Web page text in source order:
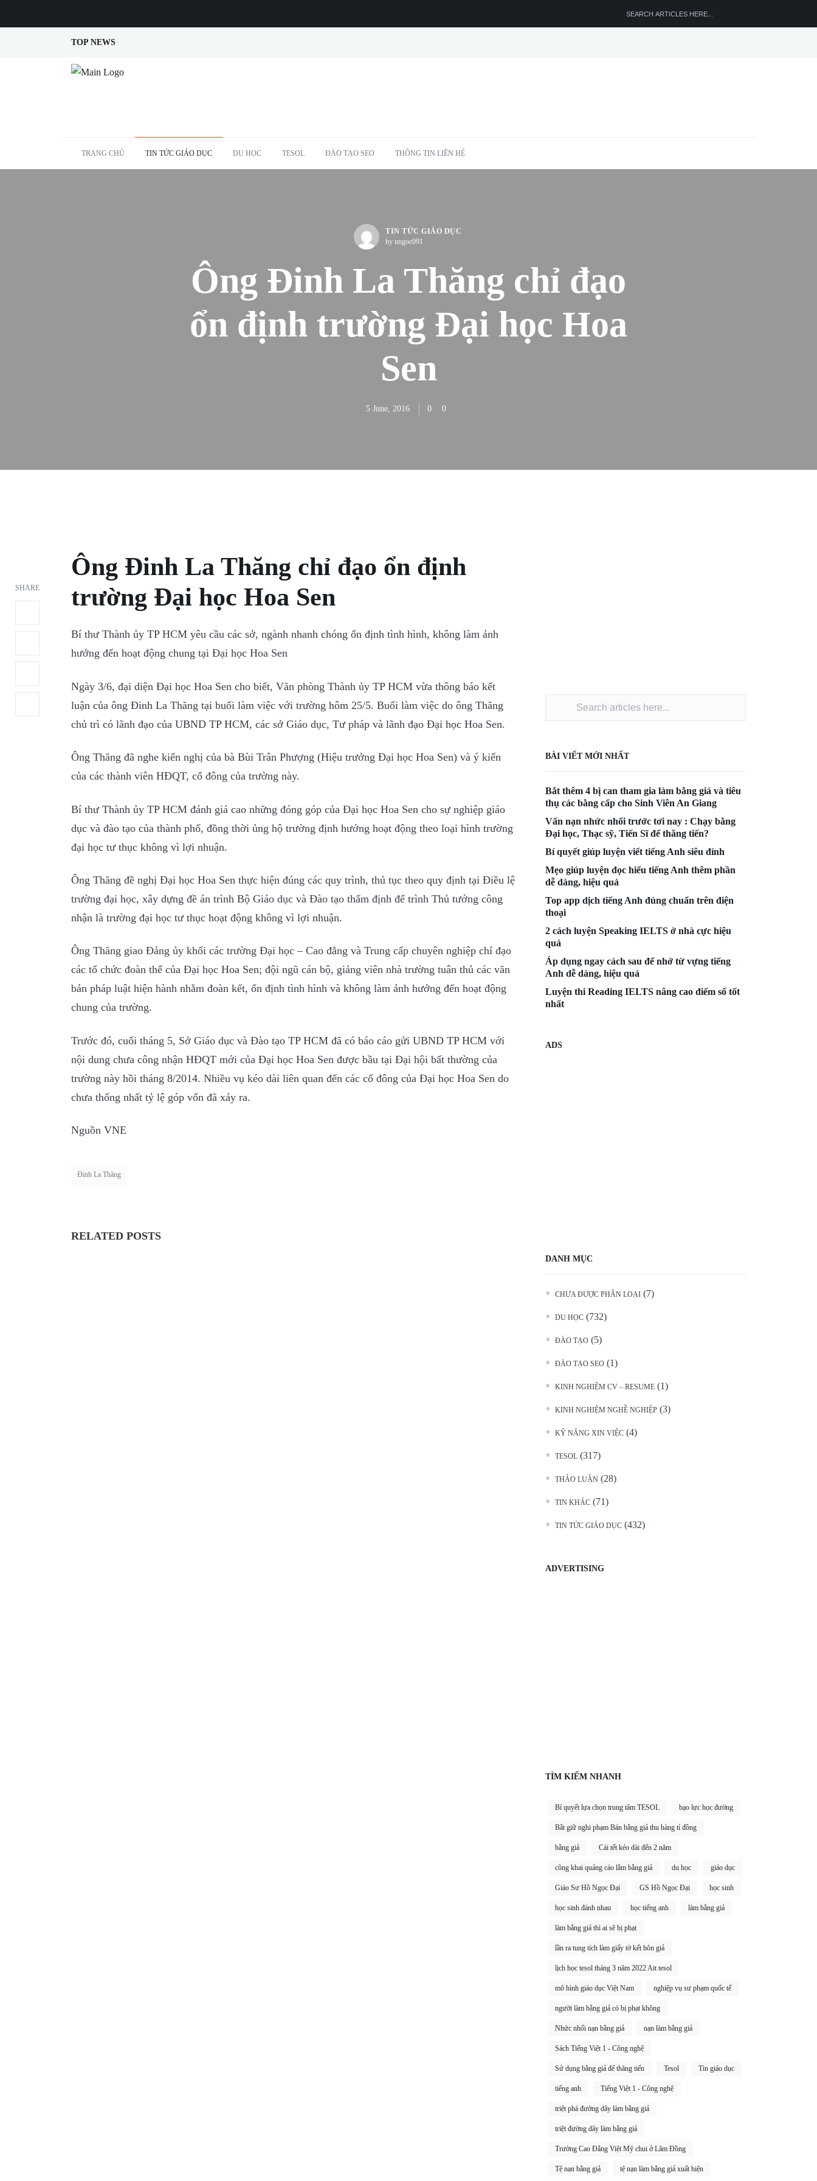
TOP NEWS
TRANG CHỦ TIN TỨC GIÁO DỤC DU HỌC TESOL ĐÀO TẠO SEO THÔNG TIN LIÊN HỆ
TIN TỨC GIÁO DỤC
by nngoc091
Ông Đinh La Thăng chỉ đạo
ổn định trường Đại học Hoa
Sen
5 June, 2016 0 0
SHARE
Ông Đinh La Thăng chỉ đạo ổn định
trường Đại học Hoa Sen
Bí thư Thành ủy TP HCM yêu cầu các sở, ngành nhanh chóng ổn định tình hình, không làm ảnh
hưởng đến hoạt động chung tại Đại học Hoa Sen
Ngày 3/6, đại diện Đại học Hoa Sen cho biết, Văn phòng Thành ủy TP HCM vừa thông báo kết
luận của ông Đinh La Thăng tại buổi làm việc với trường hôm 25/5. Buổi làm việc do ông Thăng
chủ trì có lãnh đạo của UBND TP HCM, các sở Giáo dục, Tư pháp và lãnh đạo Đại học Hoa Sen.
Ông Thăng đã nghe kiến nghị của bà Bùi Trân Phượng (Hiệu trưởng Đại học Hoa Sen) và ý kiến
của các thành viên HĐQT, cổ đông của trường này.
Bí thư Thành ủy TP HCM đánh giá cao những đóng góp của Đại học Hoa Sen cho sự nghiệp giáo
dục và đào tạo của thành phố, đồng thời ủng hộ trường định hướng hoạt động theo loại hình trường
đại học tư thục không vì lợi nhuận.
Ông Thăng đề nghị Đại học Hoa Sen thực hiện đúng các quy trình, thủ tục theo quy định tại Điều lệ
trường đại học, xây dựng đề án trình Bộ Giáo dục và Đào tạo thẩm định để trình Thủ tướng công
nhận là trường đại học tư thục hoạt động không vì lợi nhuận.
Ông Thăng giao Đảng ủy khối các trường Đại học – Cao đẳng và Trung cấp chuyên nghiệp chỉ đạo
các tổ chức đoàn thể của Đại học Hoa Sen; đội ngũ cán bộ, giảng viên nhà trường tuân thủ các văn
bản pháp luật hiện hành nhằm đoàn kết, ổn định tình hình và không làm ảnh hưởng đến hoạt động
chung của trường.
Trước đó, cuối tháng 5, Sở Giáo dục và Đào tạo TP HCM đã có báo cáo gửi UBND TP HCM với
nội dung chưa công nhận HĐQT mới của Đại học Hoa Sen được bầu tại Đại hội bất thường của
trường này hồi tháng 8/2014. Nhiều vụ kéo dài liên quan đến các cổ đông của Đại học Hoa Sen do
chưa thống nhất tỷ lệ góp vốn đã xảy ra.
Nguồn VNE
Đinh La Thăng
RELATED POSTS
BÀI VIẾT MỚI NHẤT
Bắt thêm 4 bị can tham gia làm bằng giả và tiêu
thụ các bằng cấp cho Sinh Viên An Giang
Vấn nạn nhức nhối trước tơi nay : Chạy bằng
Đại học, Thạc sỹ, Tiến Sĩ để thăng tiến?
Bí quyết giúp luyện viết tiếng Anh siêu đỉnh
Mẹo giúp luyện đọc hiểu tiếng Anh thêm phần
dễ dàng, hiệu quả
Top app dịch tiếng Anh đúng chuẩn trên điện
thoại
2 cách luyện Speaking IELTS ở nhà cực hiệu
quả
Áp dụng ngay cách sau để nhớ từ vựng tiếng
Anh dễ dàng, hiệu quả
Luyện thi Reading IELTS nâng cao điểm số tốt
nhất
ADS
DANH MỤC
CHƯA ĐƯỢC PHÂN LOẠI (7)
DU HỌC (732)
ĐÀO TẠO (5)
ĐÀO TẠO SEO (1)
KINH NGHIỆM CV – RESUME (1)
KINH NGHIỆM NGHỀ NGHIỆP (3)
KỸ NĂNG XIN VIỆC (4)
TESOL (317)
THẢO LUẬN (28)
TIN KHÁC (71)
TIN TỨC GIÁO DỤC (432)
ADVERTISING
TÌM KIẾM NHANH
Bí quyết lựa chọn trung tâm TESOL bạo lực học đường
Bắt giữ nghi phạm Bán bằng giả thu hàng tỉ đồng
bằng giả Cái tết kéo dài đến 2 năm
công khai quảng cáo lằm bằng giả du học giáo dục
Giáo Sư Hồ Ngọc Đại GS Hồ Ngọc Đại học sinh
học sinh đánh nhau học tiếng anh làm bằng giả
làm bằng giả thì ai sẽ bị phạt
lần ra tung tích làm giấy tờ kết hôn giả
lịch học tesol tháng 3 năm 2022 Ait tesol
mô hình giáo dục Việt Nam nghiệp vụ sư phạm quốc tế
người làm bằng giả có bị phạt không
Nhức nhối nạn bằng giả nạn làm bằng giả
Sách Tiếng Việt 1 - Công nghệ
Sử dụng bằng giả để thăng tiến Tesol Tin giáo dục
tiếng anh Tiếng Việt 1 - Công nghệ
triệt phá đường dây làm bằng giả
triệt đường dây làm bằng giả
Trường Cao Đẳng Việt Mỹ chui ở Lâm Đồng
Tệ nạn bằng giả tệ nạn làm bằng giả xuất hiện